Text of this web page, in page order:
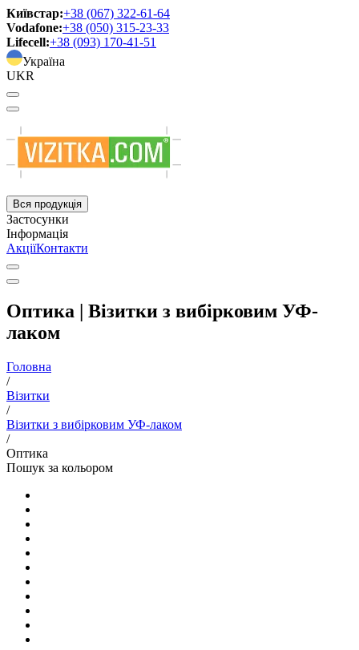
Київстар:+38 (067) 322-61-64
Vodafone:+38 (050) 315-23-33
Lifecell:+38 (093) 170-41-51
Україна
UKR
Вся продукція
Застосунки
Інформація
АкціїКонтакти
Оптика | Візитки з вибірковим УФ-
лаком
Головна
/
Візитки
/
Візитки з вибірковим УФ-лаком
/
Оптика
Пошук за кольором